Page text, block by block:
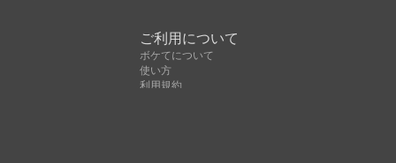
ご利用について
ボケてについて
使い方
利用規約